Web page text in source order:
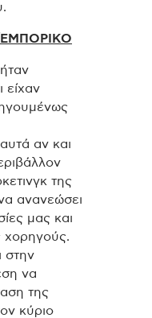
είχαν
αν και
της
ανανεώσει
μας και
χορηγούς.
στην
να
της
κύριο